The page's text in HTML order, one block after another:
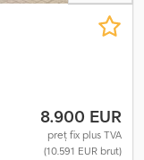
8.900 EUR
preț fix plus TVA
(10.591 EUR brut)